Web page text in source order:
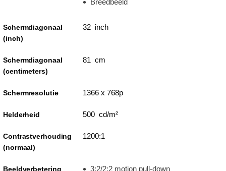
Schermdiagonaal
(inch)
32 inch
Schermdiagonaal
(centimeters)
81 cm
Schermresolutie 1366 x 768p
Helderheid 500 cd/m²
Contrastverhouding
(normaal)
1200:1
Beeldverbetering 3:2/2:2 motion pull-down